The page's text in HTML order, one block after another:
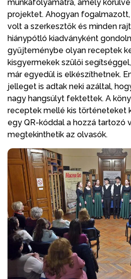
munkafolyamatra, amely
projektet. Ahogyan
volt a szerkesztők és minden
hiánypótló kiadványként
gyűjteménybe olyan receptek
kisgyermekek szülői
már egyedül is elkészíthetnek.
jelleget is adtak neki azáltal,
nagy hangsúlyt fektettek. A
receptek mellé kis történeteket
egy QR-kóddal a hozzá tartozó
megtekinthetik az olvasók.